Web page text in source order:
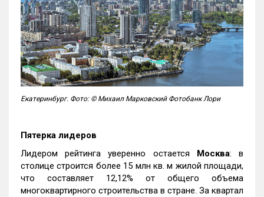
Екатеринбург. Фото: © Михаил Марковский Фотобанк Лори
Пятерка лидеров
Лидером рейтинга уверенно остается Москва: в
столице строится более 15 млн кв. м жилой площади,
что составляет 12,12% от общего объема
многоквартирного строительства в стране. За квартал